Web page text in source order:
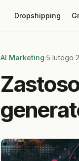
Dropshipping
AI Marketing·5 lutego